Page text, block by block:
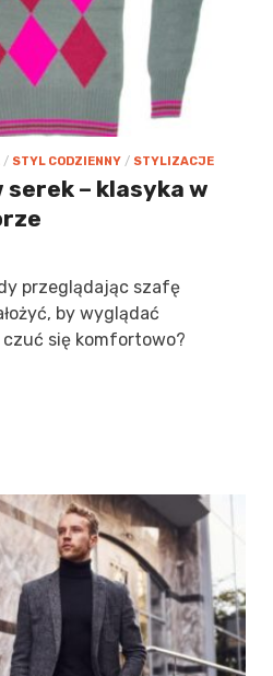
/ STYL CODZIENNY / STYLIZACJE
– klasyka w
przeglądając szafę
by wyglądać
się komfortowo?